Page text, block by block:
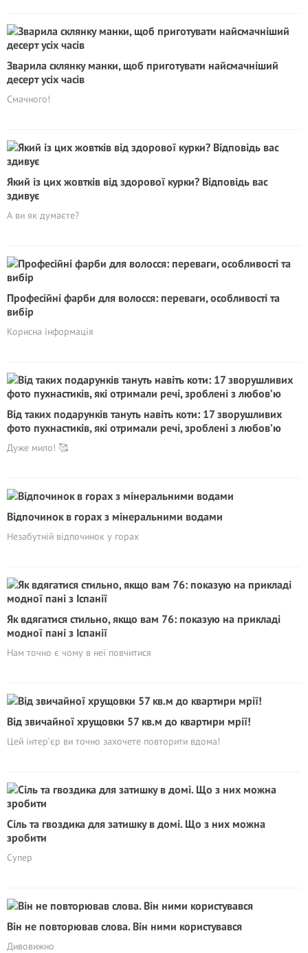
Зварила склянку манки, щоб приготувати найсмачніший
десерт усіх часів
Смачного!
Який із цих жовтків від здорової курки? Відповідь вас
здивує
А ви як думаєте?
Професійні фарби для волосся: переваги, особливості та
вибір
Корисна інформація
Від таких подарунків тануть навіть коти: 17 зворушливих
фото пухнастиків, які отримали речі, зроблені з любов’ю
Дуже мило! 🥰
Відпочинок в горах з мінеральними водами
Незабутній відпочинок у горах
Як вдягатися стильно, якщо вам 76: показую на прикладі
модної пані з Іспанії
Нам точно є чому в неї повчитися
Від звичайної хрущовки 57 кв.м до квартири мрії!
Цей інтер’єр ви точно захочете повторити вдома!
Сіль та гвоздика для затишку в домі. Що з них можна
зробити
Супер
Він не повторював слова. Він ними користувався
Дивовижно